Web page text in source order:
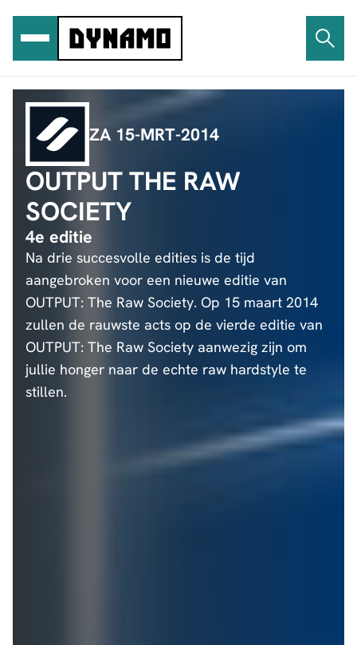
inhoud
ZA 15-MRT-2014
OUTPUT THE RAW
SOCIETY
4e editie
Na drie succesvolle edities is de tijd
aangebroken voor een nieuwe editie van
OUTPUT: The Raw Society. Op 15 maart 2014
zullen de rauwste acts op de vierde editie van
OUTPUT: The Raw Society aanwezig zijn om
jullie honger naar de echte raw hardstyle te
stillen.